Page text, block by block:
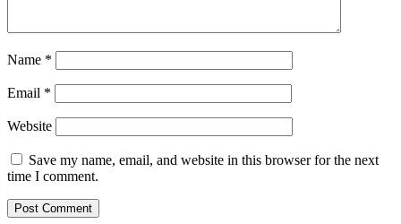
Name *
Email *
Website
Save my name, email, and website in this browser for the next
time I comment.